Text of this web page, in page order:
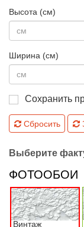
Высота (см)
Ширина (см)
Сохранить
Сбросить
Выберите
ФОТООБОИ
Винтаж